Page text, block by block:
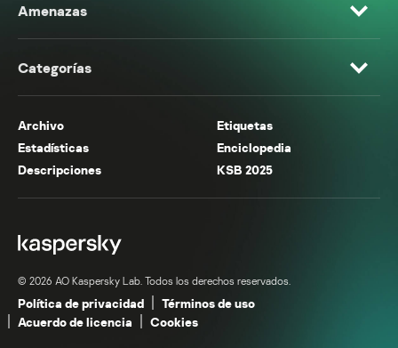
Amenazas
Categorías
Archivo
Etiquetas
Estadísticas
Enciclopedia
Descripciones
KSB 2025
© 2026 AO Kaspersky Lab. Todos los derechos reservados.
Política de privacidad
Términos de uso
Acuerdo de licencia
Cookies